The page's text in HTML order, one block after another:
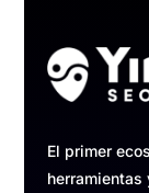
El primer
herramientas